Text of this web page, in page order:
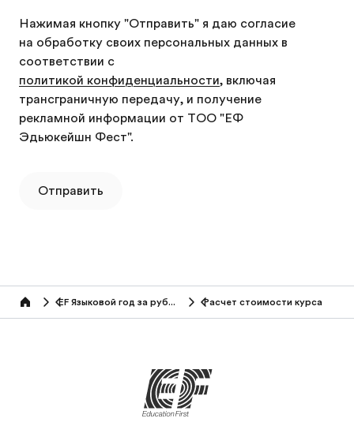
Нажимая кнопку "Отправить" я даю согласие
на обработку своих персональных данных в
соответствии с
политикой конфиденциальности, включая
трансграничную передачу, и получение
рекламной информации от ТОО "ЕФ
Эдьюкейшн Фест".
Отправить
Home EF Языковой год за рубежом Расчет стоимости курса